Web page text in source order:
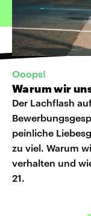
Ooops!
Warum wir
Der Lachflash
peinliche
zu viel. Warum
verhalten und
21.